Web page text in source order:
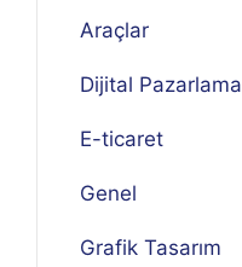
Araçlar
Dijital Pazarlama
E-ticaret
Genel
Grafik Tasarım